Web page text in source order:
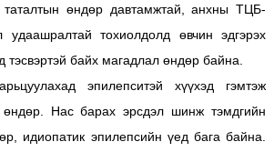
таталтын өндөр давтамжтай, анхны ТЦБ-
удаашралтай тохиолдолд өвчин эдгэрэх
тэсвэртэй байх магадлал өндөр байна.
эпилепситэй хүүхэд гэмтэж
өндөр. Нас барах эрсдэл шинж тэмдгийн
идиопатик эпилепсийн үед бага байна.